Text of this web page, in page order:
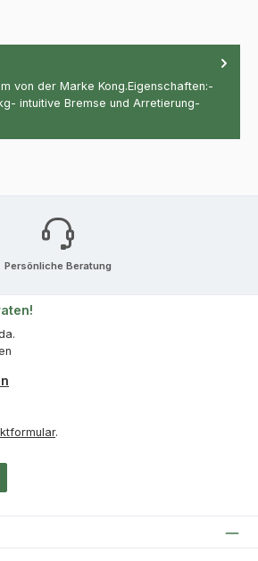
von der Marke Kong.Eigenschaften:-
intuitive Bremse und Arretierung-
Persönliche Beratung
.